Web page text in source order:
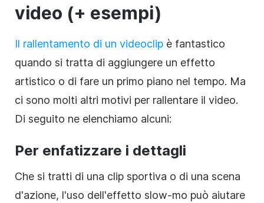
video (+ esempi)
Il rallentamento di un videoclip è fantastico
quando si tratta di aggiungere un effetto
artistico o di fare un primo piano nel tempo. Ma
ci sono molti altri motivi per rallentare il video.
Di seguito ne elenchiamo alcuni:
Per enfatizzare i dettagli
Che si tratti di una clip sportiva o di una scena
d'azione, l'uso dell'effetto slow-mo può aiutare